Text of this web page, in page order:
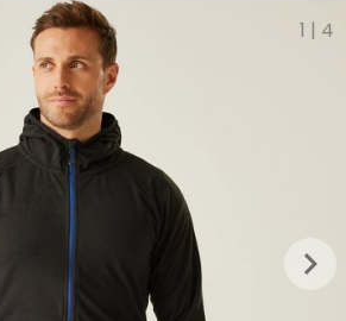
1 | 4
keyboard_arrow_right